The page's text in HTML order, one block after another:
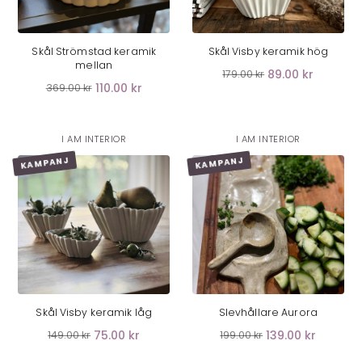
LÄGG I VARUKORG
Skål Strömstad keramik
mellan
369.00 kr 110.00 kr
LÄGG I VARUKORG
Skål Visby keramik hög
179.00 kr 89.00 kr
I AM INTERIOR
KAMPANJ
LÄGG I VARUKORG
Skål Visby keramik låg
149.00 kr 75.00 kr
I AM INTERIOR
KAMPANJ
LÄGG I VARUKORG
Slevhållare Aurora
199.00 kr 139.00 kr